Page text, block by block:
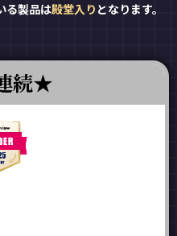
る製品は殿堂入り となります。
続